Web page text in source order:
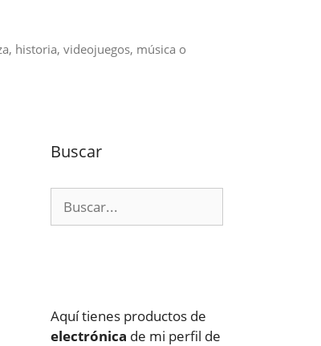
historia, videojuegos, música o
Buscar
Aquí tienes productos de
electrónica de mi perfil de